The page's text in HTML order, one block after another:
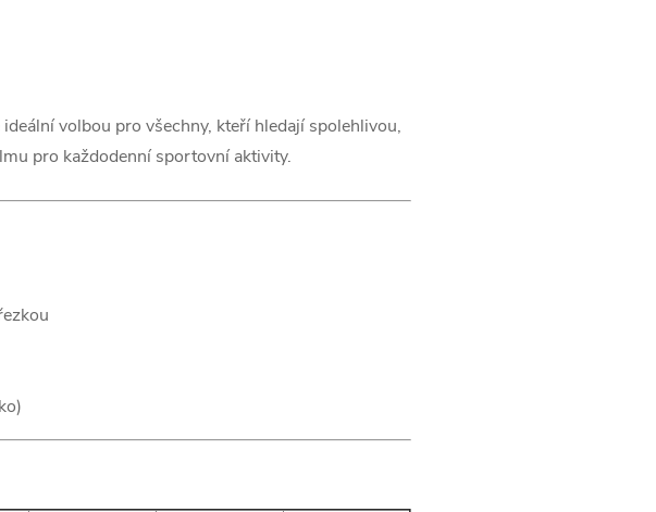
ideální volbou pro všechny, kteří hledají spolehlivou,
pro každodenní sportovní aktivity.